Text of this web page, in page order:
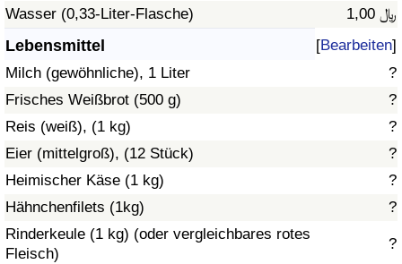
Wasser (0,33-Liter-Flasche)
1,00 ﷼
Lebensmittel [Bearbeiten]
Milch (gewöhnliche), 1 Liter
?
Frisches Weißbrot (500 g)
?
Reis (weiß), (1 kg)
?
Eier (mittelgroß), (12 Stück)
?
Heimischer Käse (1 kg)
?
Hähnchenfilets (1kg)
?
Rinderkeule (1 kg) (oder vergleichbares rotes
Fleisch)
?
Kriminalitätsindex nach Land
Gesundheitsversorgung
Gesundheitsversorgungs-Index (aktuell)
Gesundheitsversorgungs-Index
Gesundheitsversorgungs-Index nach Land
Umweltverschmutzung